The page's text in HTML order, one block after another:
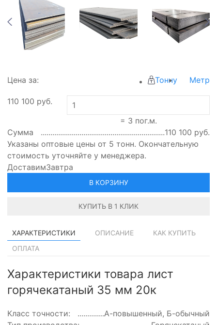
Цена за: Тонну Метр
110 100 руб.
= 3 пог.м.
Сумма
110 100 руб.
Указаны оптовые цены от 5 тонн. Окончательную
стоимость уточняйте у менеджера.
ДоставимЗавтра
В КОРЗИНУ
КУПИТЬ В 1 КЛИК
ХАРАКТЕРИСТИКИ ОПИСАНИЕ
КАК КУПИТЬ
ОПЛАТА
Характеристики товара лист
горячекатаный 35 мм 20к
Класс точности:
А-повышенный, Б-обычный